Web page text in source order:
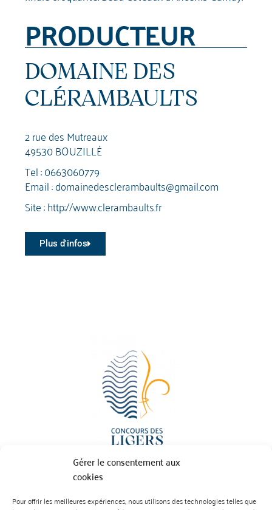
Gérer le consentement aux
cookies
Pour offrir les meilleures expériences, nous utilisons des technologies telles que
PRODUCTEUR
DOMAINE DES
CLÉRAMBAULTS
2 rue des Mutreaux
49530 BOUZILLÉ
Tel :0663060779
Email :domainedesclerambaults@gmail.com
Site :http://www.clerambaults.fr
Plus d'infos